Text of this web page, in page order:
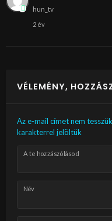
hun_tv
2 év
VÉLEMÉNY,
Az e-mail címet nem
karakterrel jelöltük
A te hozzászólásod
Név